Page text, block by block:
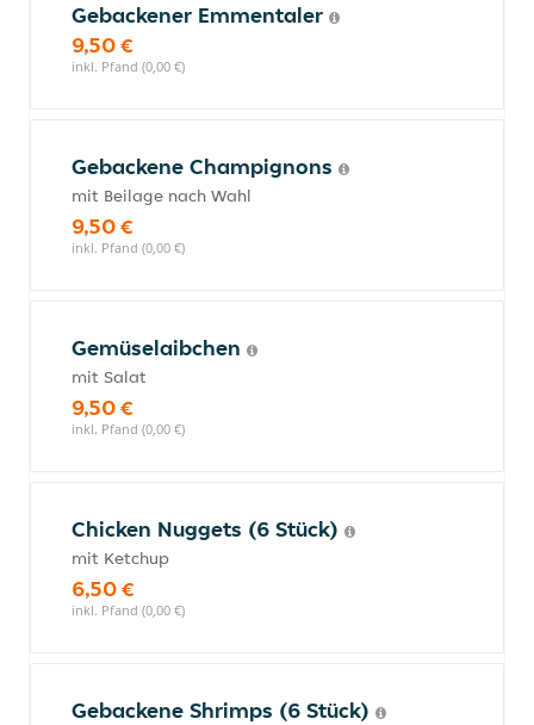
Gebackener Emmentaler
9,50 €
inkl. Pfand (0,00 €)
Gebackene Champignons
mit Beilage nach Wahl
9,50 €
inkl. Pfand (0,00 €)
Gemüselaibchen
mit Salat
9,50 €
inkl. Pfand (0,00 €)
Chicken Nuggets (6 Stück)
mit Ketchup
6,50 €
inkl. Pfand (0,00 €)
Gebackene Shrimps (6 Stück)